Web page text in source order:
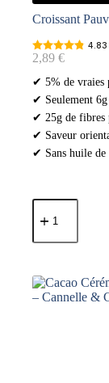
Croissant
4.83
2,89 €
✔ 5% de vraies
✔ Seulement
✔ 25g de fibres
✔ Saveur
✔ Sans huile de
quantité
de
Pauvre
Glucides
Pistache
Délicieuse